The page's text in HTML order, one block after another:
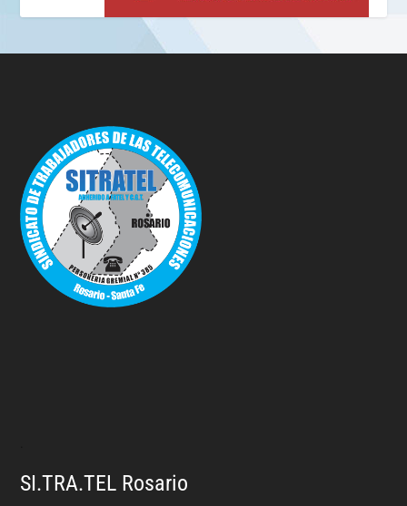
SI.TRA.TEL Rosario